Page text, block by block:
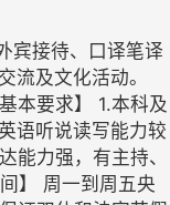
宾接待、口译笔译
流及文化活动。
本要求】 1.本科及
语听说读写能力较
能力强，有主持、
】 周一到周五央